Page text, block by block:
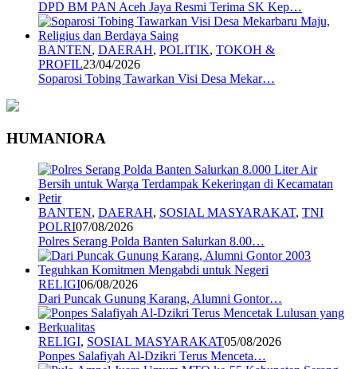
DPD BM PAN Aceh Jaya Resmi Terima SK Kep…
BANTEN, DAERAH, POLITIK, TOKOH &
PROFIL23/04/2026
Soparosi Tobing Tawarkan Visi Desa Mekar…
HUMANIORA
BANTEN, DAERAH, SOSIAL MASYARAKAT, TNI
POLRI07/08/2026
Polres Serang Polda Banten Salurkan 8.00…
RELIGI06/08/2026
Dari Puncak Gunung Karang, Alumni Gontor…
RELIGI, SOSIAL MASYARAKAT05/08/2026
Ponpes Salafiyah Al-Dzikri Terus Menceta…